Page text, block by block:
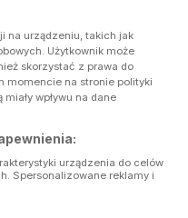
na urządzeniu, takich jak
Użytkownik może
skorzystać z prawa do
momencie na stronie polityki
wpływu na dane
urządzenia do celów
Spersonalizowane reklamy i